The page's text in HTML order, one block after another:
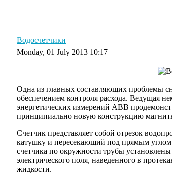
Водосчетчики
Monday, 01 July 2013 10:17
Одна из главных составляющих проблемы
обеспечением контроля расхода. Ведущая
энергетических измерений АВВ
принципиально новую конструкцию
Счетчик представляет собой отрезок
катушку и пересекающий под прямым
счетчика по окружности трубы
электрического поля, наведенного в
жидкости.